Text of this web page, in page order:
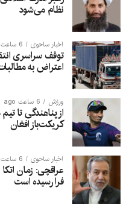
نظام می‌شود
اخبار ساحوی 6 ساعت ago
توقف سراسری
اعتراض به
ورزش 6 ساعت ago
از پناهندگی تا
کریکت‌باز افغان
اخبار ساحوی 6 ساعت ago
عراقچی: زمان
فرا رسیده است